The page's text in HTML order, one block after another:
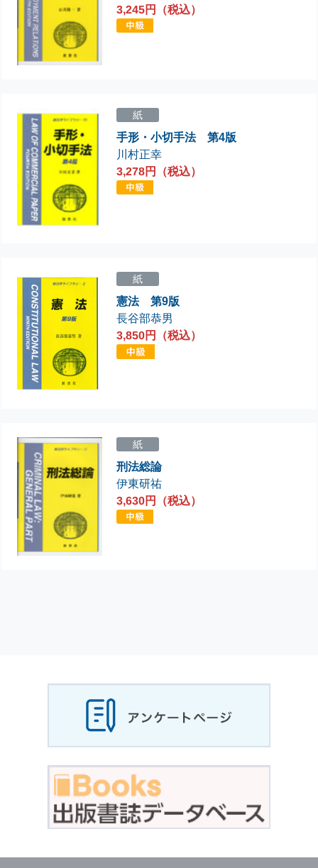
3,245円（税込）
紙
手形・小切手法 第4版
川村正幸
3,278円（税込）
紙
憲法 第9版
長谷部恭男
3,850円（税込）
紙
刑法総論
伊東研祐
3,630円（税込）